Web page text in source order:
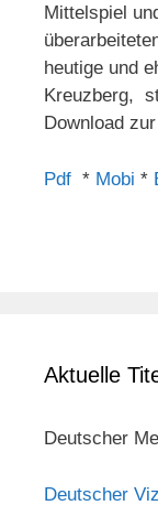
Mittelspiel
heutige und
Kreuzberg,
Download
Pdf * Mobi *
Aktuelle
Deutscher
Deutscher